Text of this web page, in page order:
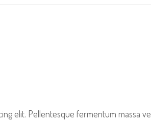
elit. Pellentesque fermentum massa